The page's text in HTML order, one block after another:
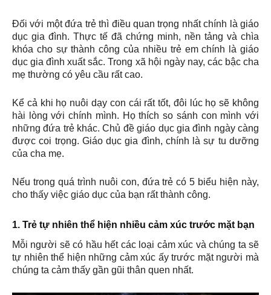
Đối với một đứa trẻ thì điều quan trọng nhất chính là giáo
dục gia đình. Thực tế đã chứng minh, nền tảng và chìa
khóa cho sự thành công của nhiều trẻ em chính là giáo
dục gia đình xuất sắc. Trong xã hội ngày nay, các bậc cha
mẹ thường có yêu cầu rất cao.
Kể cả khi họ nuôi dạy con cái rất tốt, đôi lúc họ sẽ không
hài lòng với chính mình. Họ thích so sánh con mình với
những đứa trẻ khác. Chủ đề giáo dục gia đình ngày càng
được coi trọng. Giáo dục gia đình, chính là sự tu dưỡng
của cha mẹ.
Nếu trong quá trình nuôi con, đứa trẻ có 5 biểu hiện này,
cho thấy việc giáo dục của bạn rất thành công.
1. Trẻ tự nhiên thể hiện nhiều cảm xúc trước mặt bạn
Mỗi người sẽ có hầu hết các loại cảm xúc và chúng ta sẽ
tự nhiên thể hiện những cảm xúc ấy trước mặt người mà
chúng ta cảm thấy gần gũi thân quen nhất.